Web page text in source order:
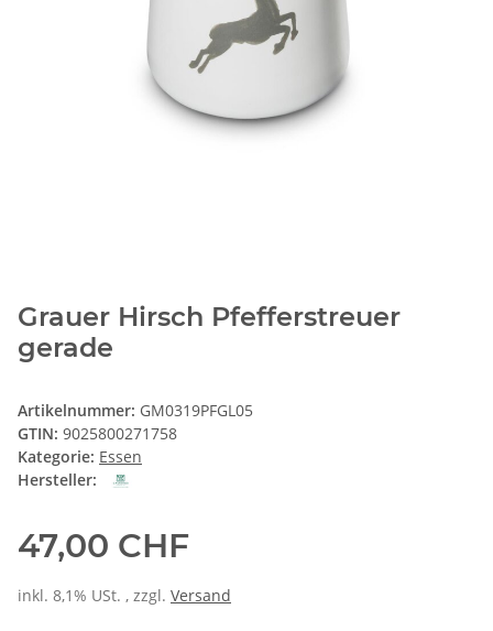
Grauer Hirsch Pfefferstreuer
gerade
Artikelnummer: GM0319PFGL05
GTIN: 9025800271758
Kategorie: Essen
Hersteller:
47,00 CHF
inkl. 8,1% USt. , zzgl. Versand